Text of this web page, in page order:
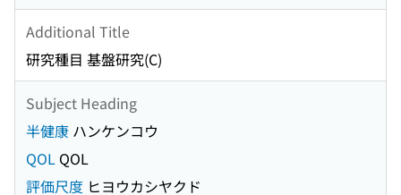
Additional Title
研究種目 基盤研究(C)
Subject Heading
半健康 ハンケンコウ
QOL QOL
評価尺度 ヒヨウカシヤクド